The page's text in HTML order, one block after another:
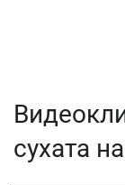
сухата